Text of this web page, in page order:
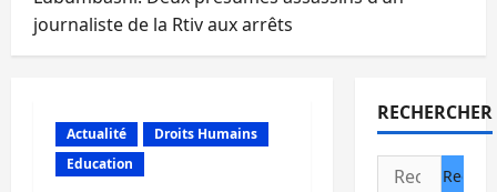
journaliste de la Rtiv aux arrêts
Actualité
Droits Humains
Education
RECHERCHER
Rechercher :